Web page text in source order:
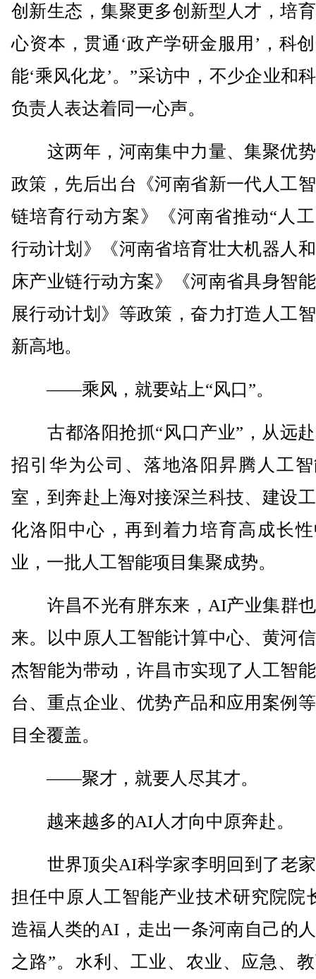
创新生态，集聚更多创新型人才，培
心资本，贯通‘政产学研金服用’，科
能‘乘风化龙’。”采访中，不少企业和
负责人表达着同一心声。
这两年，河南集中力量、集聚优
政策，先后出台《河南省新一代人工
链培育行动方案》《河南省推动“人
行动计划》《河南省培育壮大机器人
床产业链行动方案》《河南省具身智
展行动计划》等政策，奋力打造人工
新高地。
——乘风，就要站上“风口”。
古都洛阳抢抓“风口产业”，从远
招引华为公司、落地洛阳昇腾人工
室，到奔赴上海对接深兰科技、建设
化洛阳中心，再到着力培育高成长
业，一批人工智能项目集聚成势。
许昌不光有胖东来，AI产业集群也
来。以中原人工智能计算中心、黄河
杰智能为带动，许昌市实现了人工智
台、重点企业、优势产品和应用案例
目全覆盖。
——聚才，就要人尽其才。
越来越多的AI人才向中原奔赴。
世界顶尖AI科学家李明回到了老家
担任中原人工智能产业技术研究院院
造福人类的AI，走出一条河南自己的
之路”。水利、工业、农业、应急、